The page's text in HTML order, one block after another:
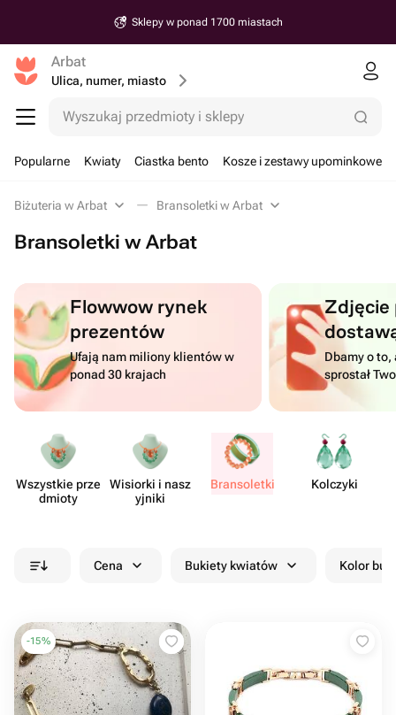
Sklepy w ponad 1700 miastach
Arbat
Ulica, numer, miasto
Wyszukaj przedmioty i sklepy
Popularne Kwiaty Ciastka bento Kosze i zestawy upominkowe
Biżuteria w Arbat Bransoletki w Arbat
Bransoletki w Arbat
Flowwow rynek
prezentów
Ufają nam miliony klientów w
ponad 30 krajach
Dbamy o to,
sprostał
Wszystkie prze​
dmioty
Wisiorki i nasz​
yjniki
Brans​oletki Kolczyki
Cena Bukiety kwiatów Kolor
-15%